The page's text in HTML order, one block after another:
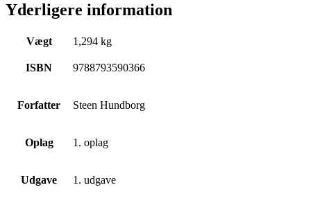
Yderligere information
Vægt 1,294 kg
ISBN 9788793590366
Forfatter Steen Hundborg
Oplag 1. oplag
Udgave 1. udgave